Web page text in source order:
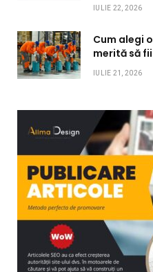
IULIE 22, 2026
Cum alegi
merită să
IULIE 21, 2026